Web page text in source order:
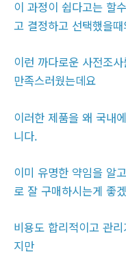
이 과정이 쉽다고는 할
고 결정하고 선택했을
이런 까다로운 사전조
만족스러웠는데요
이러한 제품을 왜 국내
니다.
이미 유명한 약임을 알
로 잘 구매하시는게 좋
비용도 합리적이고 관
지만